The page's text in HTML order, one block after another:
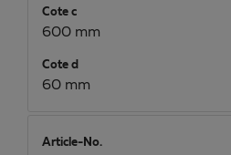
Cote c
600 mm
Cote d
60 mm
Article-No.